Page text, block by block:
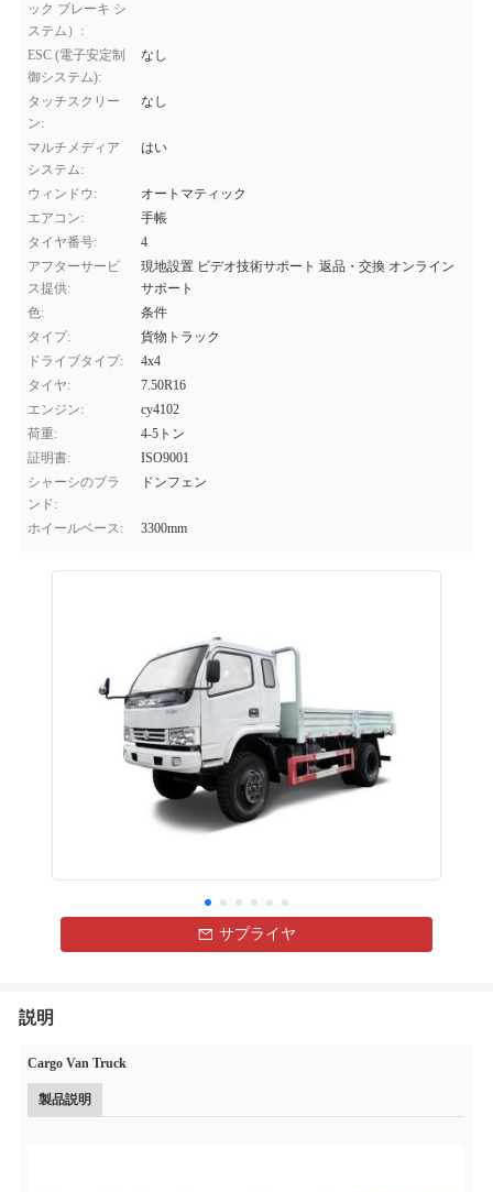
ック ブレーキ シ
ステム）:
ESC (電子安定制
御システム):
なし
タッチスクリー
ン:
なし
マルチメディア
システム:
はい
ウィンドウ:
オートマティック
エアコン:
手帳
タイヤ番号:
4
アフターサービ
ス提供:
現地設置 ビデオ技術サポート 返品・交換 オンライン
サポート
色:
条件
タイプ:
貨物トラック
ドライブタイプ:
4x4
タイヤ:
7.50R16
エンジン:
cy4102
荷重:
4-5トン
証明書:
ISO9001
シャーシのブラ
ンド:
ドンフェン
ホイールベース: 3300mm
サプライヤ
説明
Cargo Van Truck
製品説明